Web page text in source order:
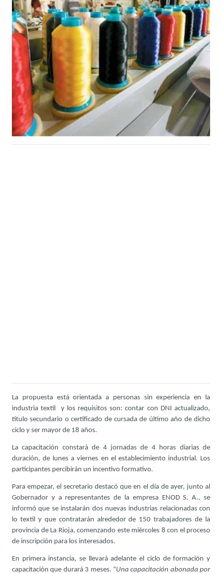
La propuesta está orientada a personas sin experiencia en la
industria textil y los requisitos son: contar con DNI actualizado,
título secundario o certificado de cursada de último año de dicho
ciclo y ser mayor de 18 años.
La capacitación constará de 4 jornadas de 4 horas diarias de
duración, de lunes a viernes en el establecimiento industrial. Los
participantes percibirán un incentivo formativo.
Para empezar, el secretario destacó que en el día de ayer, junto al
Gobernador y a representantes de la empresa ENOD S. A., se
informó que se instalarán dos nuevas industrias relacionadas con
lo textil y que contratarán alrededor de 150 trabajadores de la
provincia de La Rioja, comenzando este miércoles 8 con el proceso
de inscripción para los interesados.
En primera instancia, se llevará adelante el ciclo de formación y
capacitación que durará 3 meses. “Una capacitación abonada por